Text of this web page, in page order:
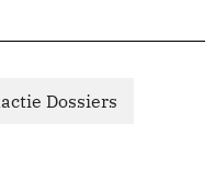
Dossiers